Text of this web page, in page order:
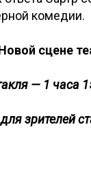
комедии.
сцене
— 1 часа
зрителей